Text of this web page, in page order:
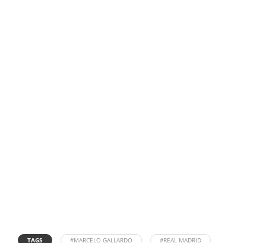
TAGS #MARCELO GALLARDO
#REAL MADRID